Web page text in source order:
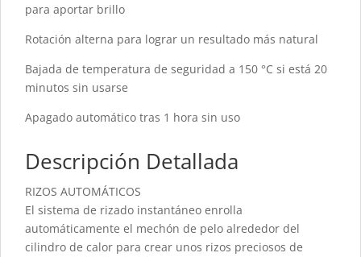
para aportar brillo
Rotación alterna para lograr un resultado más natural
Bajada de temperatura de seguridad a 150 °C si está 20
minutos sin usarse
Apagado automático tras 1 hora sin uso
Descripción Detallada
RIZOS AUTOMÁTICOS
El sistema de rizado instantáneo enrolla
automáticamente el mechón de pelo alrededor del
cilindro de calor para crear unos rizos preciosos de